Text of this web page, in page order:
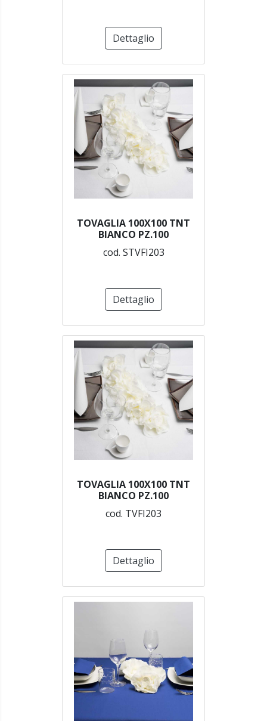
Dettaglio
TOVAGLIA 100X100 TNT
BIANCO PZ.100
cod. STVFI203
Dettaglio
TOVAGLIA 100X100 TNT
BIANCO PZ.100
cod. TVFI203
Dettaglio